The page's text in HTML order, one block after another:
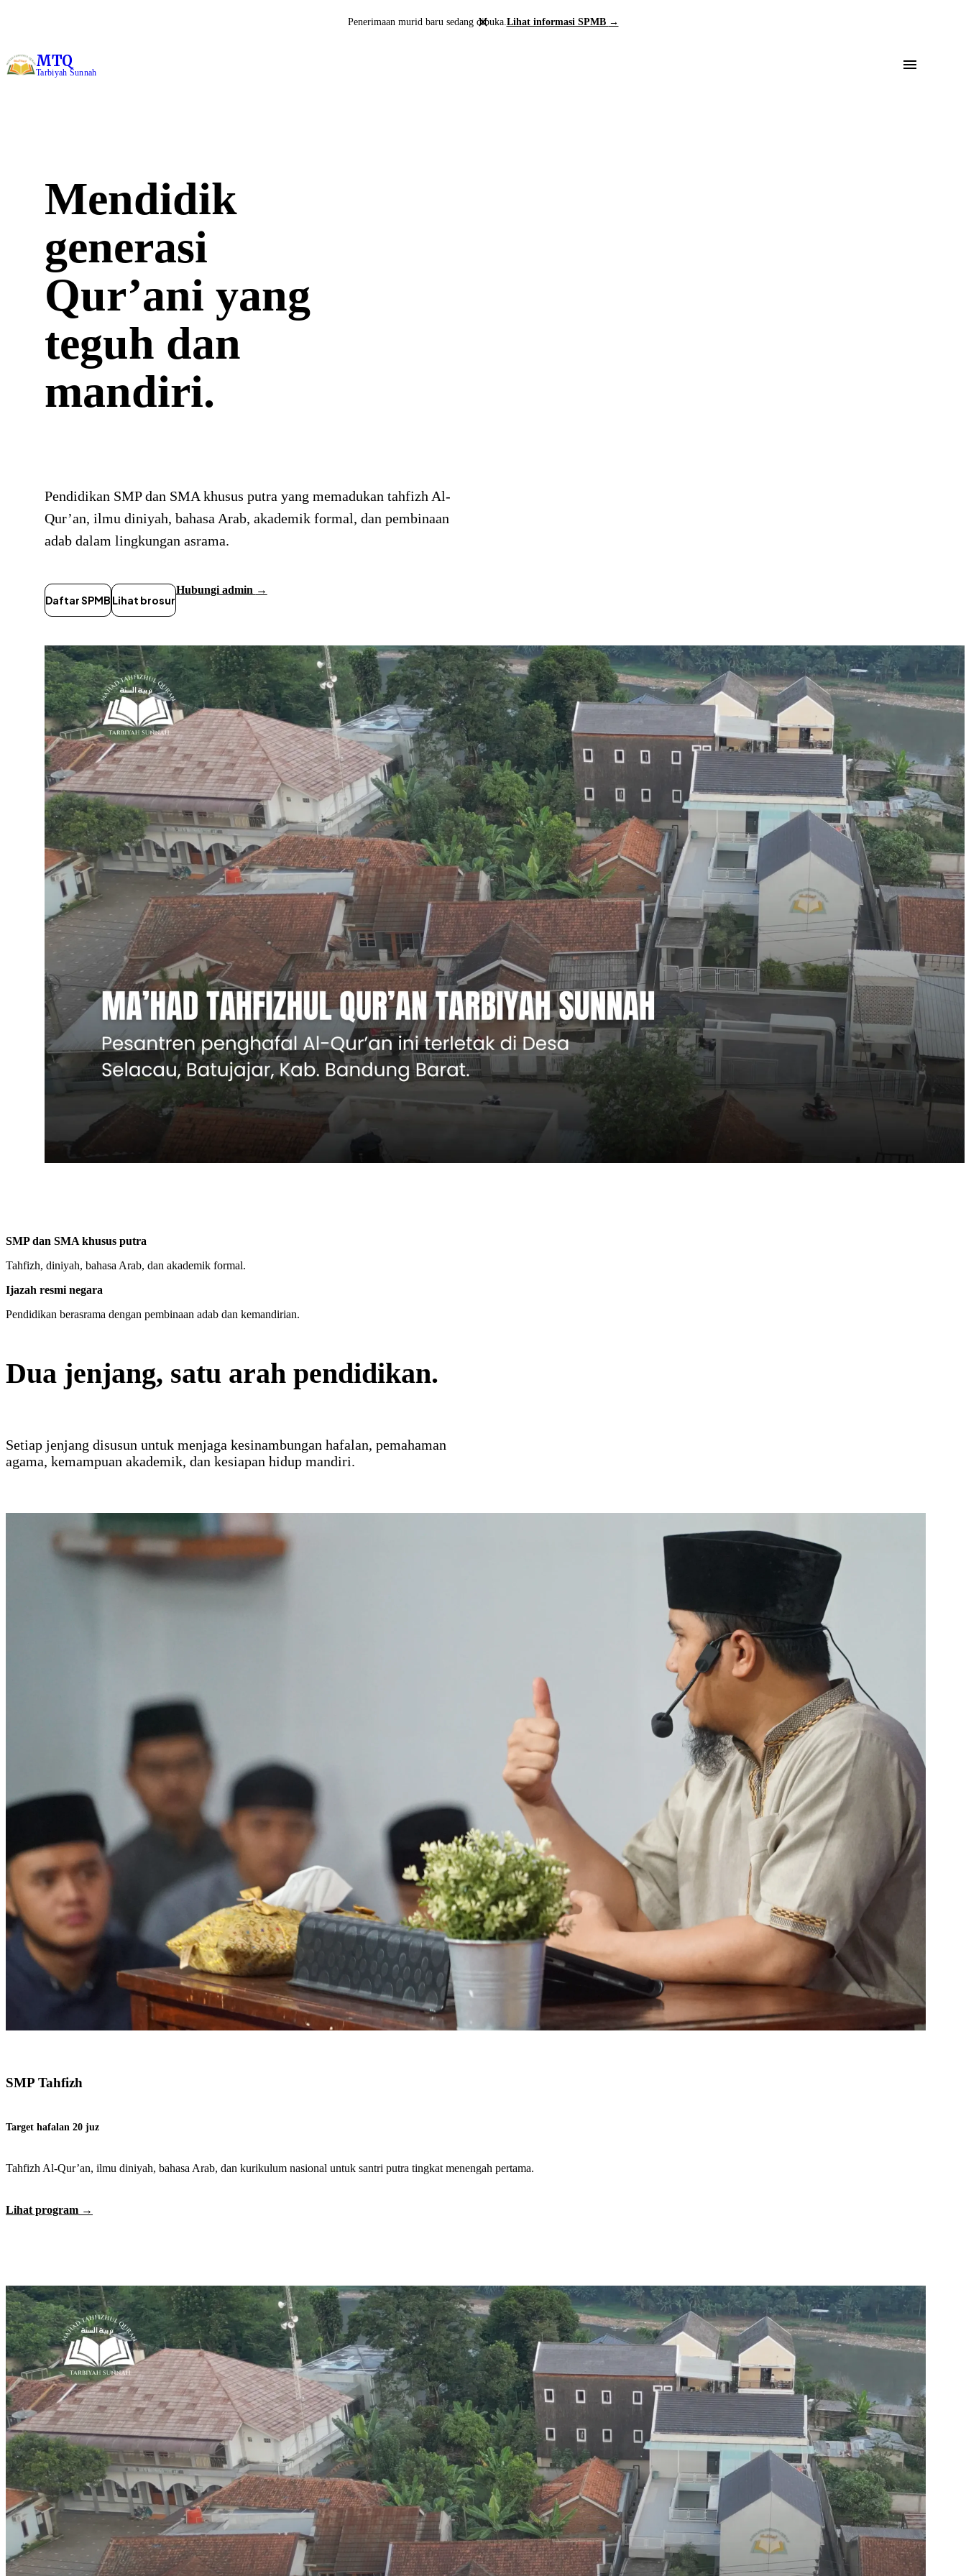
Penerimaan murid baru sedang dibuka.Lihat informasi SPMB →
close
MTQ
Tarbiyah Sunnah menu
Mendidik
generasi
Qur’ani yang
teguh dan
mandiri.
Pendidikan SMP dan SMA khusus putra yang memadukan tahfizh Al-
Qur’an, ilmu diniyah, bahasa Arab, akademik formal, dan pembinaan
adab dalam lingkungan asrama.
Daftar SPMB Lihat brosur
Hubungi admin →
SMP dan SMA khusus putra
Tahfizh, diniyah, bahasa Arab, dan akademik formal.
Ijazah resmi negara
Pendidikan berasrama dengan pembinaan adab dan kemandirian.
Dua jenjang, satu arah pendidikan.
Setiap jenjang disusun untuk menjaga kesinambungan hafalan, pemahaman
agama, kemampuan akademik, dan kesiapan hidup mandiri.
SMP Tahfizh
Target hafalan 20 juz
Tahfizh Al-Qur’an, ilmu diniyah, bahasa Arab, dan kurikulum nasional untuk santri putra tingkat menengah pertama.
Lihat program →